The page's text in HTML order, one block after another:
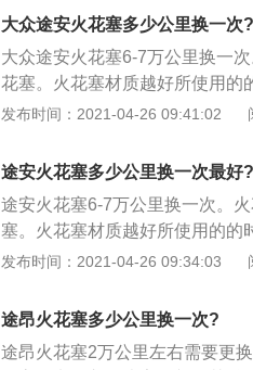
拧紧。启动车辆，消除故障，整
线柱是否损坏，检查绝缘体是否
具，组装工具，拆卸火花塞，
孔，避免物体进入缸体内部；3
旋入螺栓；清洁量具，测量火花
是否存在问题，将火花塞装入专
拧紧。启动车辆，消除故障，整
大众途安火花塞多少公里换一次?
大众途安火花塞6-7万公里换一
花塞。火花塞材质越好所使用的
材质以及型号。火花塞的更换步
电极是否磨损等）；2、选择合
花塞；用清洁布遮盖住气缸上
圈对正火花塞，安装到位，使用
判断火花塞；4、检查新火花塞
入火花塞孔使用数字式扭力扳手
发布时间：2021-04-26 09:41:02
途安火花塞多少公里换一次最好?
途安火花塞6-7万公里换一次。
塞。火花塞材质越好所使用的的
质以及型号。火花塞的更换步骤
极是否磨损等）；2、选择合适
塞；用清洁布遮盖住气缸上火
对正火花塞，安装到位，使用工
发布时间：2021-04-26 09:34:03
途昂火花塞多少公里换一次?
途昂火花塞2万公里左右需要更